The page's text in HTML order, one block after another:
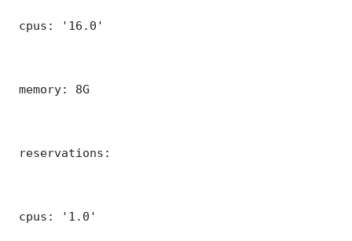
cpus: '16.0'
memory: 8G
reservations:
cpus: '1.0'